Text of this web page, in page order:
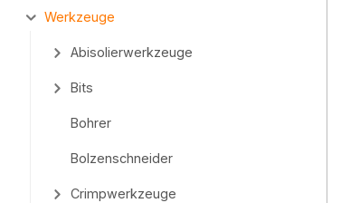
Werkzeuge
Abisolierwerkzeuge
Bits
Bohrer
Bolzenschneider
Crimpwerkzeuge